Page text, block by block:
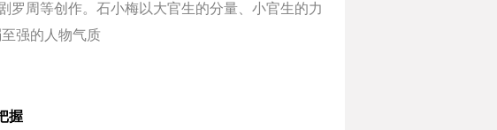
罗周等创作。石小梅以大官生的分量、小官生的力
强的人物气质
握